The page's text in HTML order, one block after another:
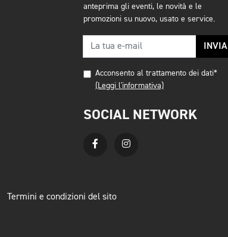
anteprima gli eventi, le novità e le
promozioni su nuovo, usato e service.
INVIA
Acconsento al trattamento dei dati*
(Leggi l'informativa)
SOCIAL NETWORK
Termini e condizioni del sito